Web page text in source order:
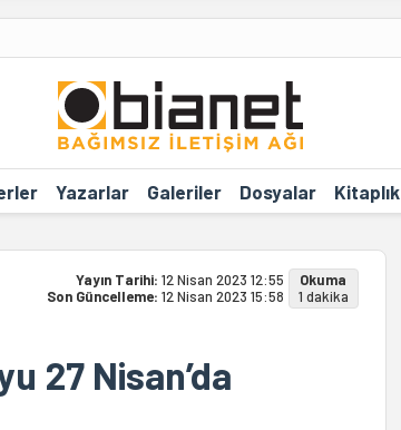
Yazarlar Galeriler Dosyalar Kitaplık
Yayın Tarihi: 12 Nisan 2023 12:55
Son Güncelleme: 12 Nisan 2023 15:58
Okuma
1 dakika
27 Nisan’da